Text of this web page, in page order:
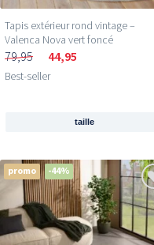
Tapis extérieur rond vintage –
Valenca Nova vert foncé
79,95 44,95
Best-seller
taille
promo -44%